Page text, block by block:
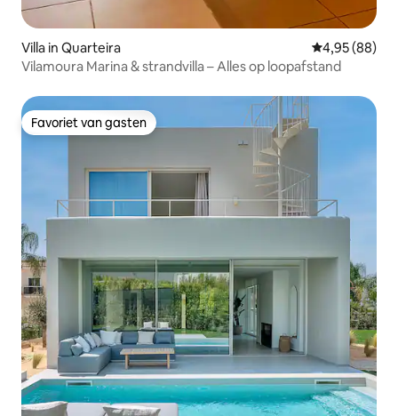
Villa in Quarteira Gemiddelde
4,95 (88)
Vilamoura Marina & strandvilla – Alles op loopafstand
Favoriet van gasten
Favoriet van gasten